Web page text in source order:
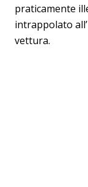
praticamente
intrappolato
vettura.